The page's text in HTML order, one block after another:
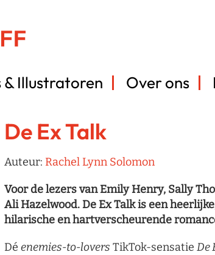
& Illustratoren Over ons
De Ex Talk
Auteur: Rachel Lynn Solomon
Voor de lezers van Emily Henry, Sally
Ali Hazelwood. De Ex Talk is een
hilarische en hartverscheurende
Dé enemies-to-lovers TikTok-sensatie De